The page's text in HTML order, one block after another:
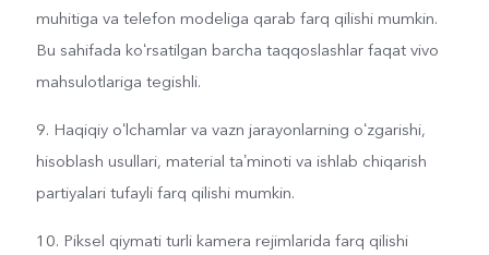
muhitiga va telefon modeliga qarab farq qilishi mumkin.
Bu sahifada koʻrsatilgan barcha taqqoslashlar faqat vivo
mahsulotlariga tegishli.
9. Haqiqiy oʻlchamlar va vazn jarayonlarning oʻzgarishi,
hisoblash usullari, material taʼminoti va ishlab chiqarish
partiyalari tufayli farq qilishi mumkin.
10. Piksel qiymati turli kamera rejimlarida farq qilishi